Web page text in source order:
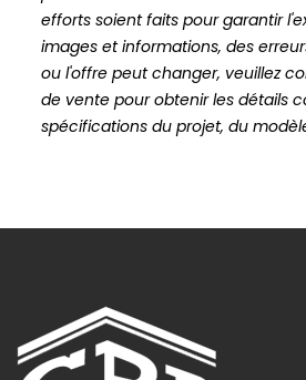
efforts soient faits pour garantir
images et informations, des
ou l'offre peut changer, veuillez
de vente pour obtenir les détails
spécifications du projet, du